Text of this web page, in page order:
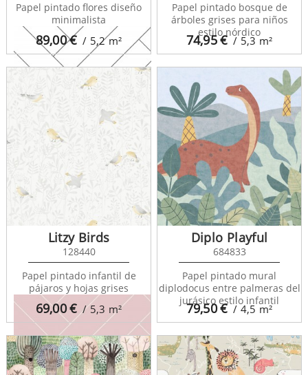
Art Deco 139220
89,00€ / 5,2m²
Papel pintado flores diseño
minimalista
74,95€ / 5,3 m²
Papel pintado bosque de
árboles grises para niños
estilo nórdico
69,00€ / 5,3 m²
Litzy Birds
128440
Papel pintado infantil de
pájaros y hojas grises
79,50€ / 4,5 m²
Diplo Playful
684833
Papel pintado mural
diplodocus entre palmeras del
jurásico estilo infantil